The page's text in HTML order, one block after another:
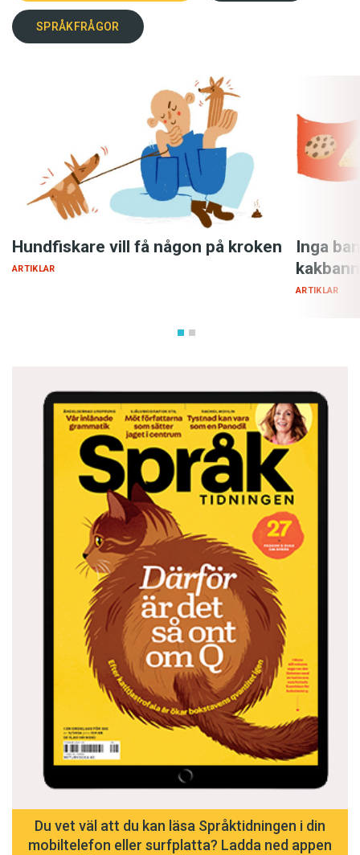
SPRÅKFRÅGOR
Hundfiskare vill få någon på kroken
ARTIKLAR
Inga
ARTIKLAR
Du vet väl att du kan läsa Språktidningen i din
mobiltelefon eller surfplatta? Ladda ned appen